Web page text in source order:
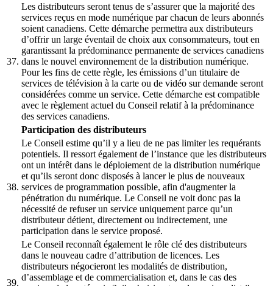
37.
Les distributeurs seront tenus de s’assurer que la majorité des
services reçus en mode numérique par chacun de leurs abonnés
soient canadiens. Cette démarche permettra aux distributeurs
d’offrir un large éventail de choix aux consommateurs, tout en
garantissant la prédominance permanente de services canadiens
dans le nouvel environnement de la distribution numérique.
Pour les fins de cette règle, les émissions d’un titulaire de
services de télévision à la carte ou de vidéo sur demande seront
considérées comme un service. Cette démarche est compatible
avec le règlement actuel du Conseil relatif à la prédominance
des services canadiens.
Participation des distributeurs
38.
Le Conseil estime qu’il y a lieu de ne pas limiter les requérants
potentiels. Il ressort également de l’instance que les distributeurs
ont un intérêt dans le déploiement de la distribution numérique
et qu’ils seront donc disposés à lancer le plus de nouveaux
services de programmation possible, afin d'augmenter la
pénétration du numérique. Le Conseil ne voit donc pas la
nécessité de refuser un service uniquement parce qu’un
distributeur détient, directement ou indirectement, une
participation dans le service proposé.
39.
Le Conseil reconnaît également le rôle clé des distributeurs
dans le nouveau cadre d’attribution de licences. Les
distributeurs négocieront les modalités de distribution,
d’assemblage et de commercialisation et, dans le cas des